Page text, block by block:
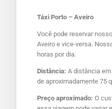
Táxi Porto – Aveiro
Você pode reservar
Aveiro e vice-versa.
horas por dia.
Distância: A distância em
de aproximadamente 75
Preço aproximado: O